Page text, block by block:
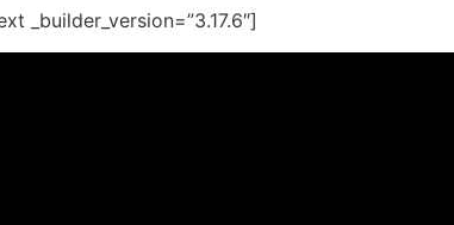
_builder_version=”3.17.6″]